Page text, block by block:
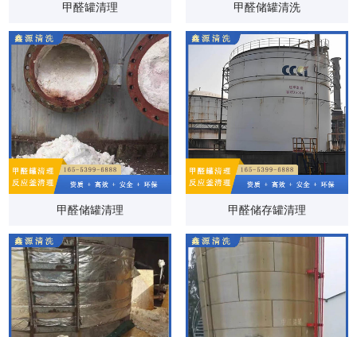
甲醛罐清理 甲醛储罐清洗
甲醛储罐清理 甲醛储存罐清理